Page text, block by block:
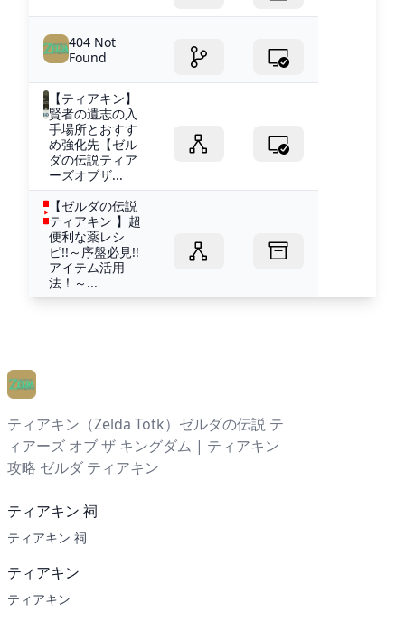
404 Not
Found
【ティアキン】
賢者の遺志の入
手場所とおすす
め強化先【ゼル
ダの伝説ティア
ーズオブザ...
【ゼルダの伝説
ティアキン 】超
便利な薬レシ
ピ!!～序盤必見!!
アイテム活用
法！～...
ティアキン（Zelda Totk）ゼルダの伝説 テ
ィアーズ オブ ザ キングダム | ティアキン
攻略 ゼルダ ティアキン
ティアキン 祠
ティアキン 祠
ティアキン
ティアキン